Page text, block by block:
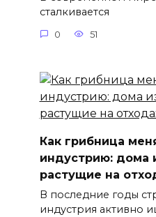
сталкивается
0 51
Как грибница
индустрию: дома
растущие на
В последние годы
индустрия активно